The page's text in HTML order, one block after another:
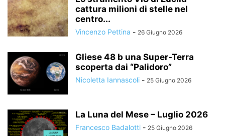
cattura milioni di stelle nel
centro...
Vincenzo Pettina - 26 Giugno 2026
Gliese 48 b una Super-Terra
scoperta dai “Palidoro”
Nicoletta Iannascoli - 25 Giugno 2026
La Luna del Mese – Luglio 2026
Francesco Badalotti - 25 Giugno 2026